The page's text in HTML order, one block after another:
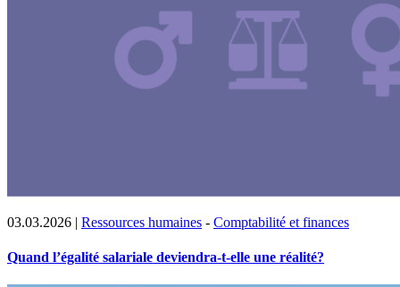
03.03.2026 | Ressources humaines - Comptabilité et finances
Quand l’égalité salariale deviendra-t-elle une réalité?